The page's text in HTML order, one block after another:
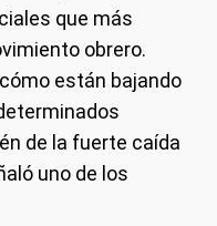
que más
obrero.
están bajando
de la fuerte caída
uno de los